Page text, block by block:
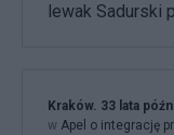
lewak Sadurski
Kraków. 33 lata
w Apel o integrację